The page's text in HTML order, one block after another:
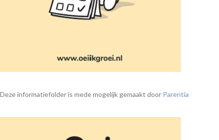
Deze informatiefolder is mede mogelijk gemaakt door Parentia